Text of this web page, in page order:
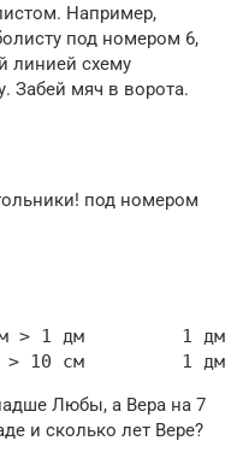
Например,
под номером 6,
линией схему
Забей мяч в ворота.
под номером
> 1 дм         1 дм
10 см         1 дм
Любы, а Вера на 7
и сколько лет Вере?